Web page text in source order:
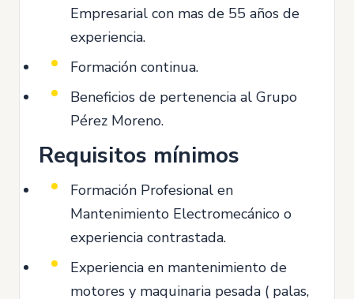
Empresarial con mas de 55 años de
experiencia.
Formación continua.
Beneficios de pertenencia al Grupo
Pérez Moreno.
Requisitos mínimos
Formación Profesional en
Mantenimiento Electromecánico o
experiencia contrastada.
Experiencia en mantenimiento de
motores y maquinaria pesada ( palas,